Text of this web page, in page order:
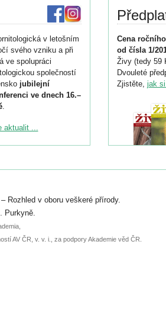
v letošním
svého vzniku a při
ve spolupráci
společností
jubilejní
ve dnech 16.–
.
ke konferenci
do 6. září.
přednášky nebo
aktualit ...
Cena
od čísla 1/
Živy (tedy 59
Dvouleté
Zjistěte, jak
Rozhled v oboru veškeré přírody.
Purkyně.
AV ČR, v. v. i., za podpory Akademie věd ČR.